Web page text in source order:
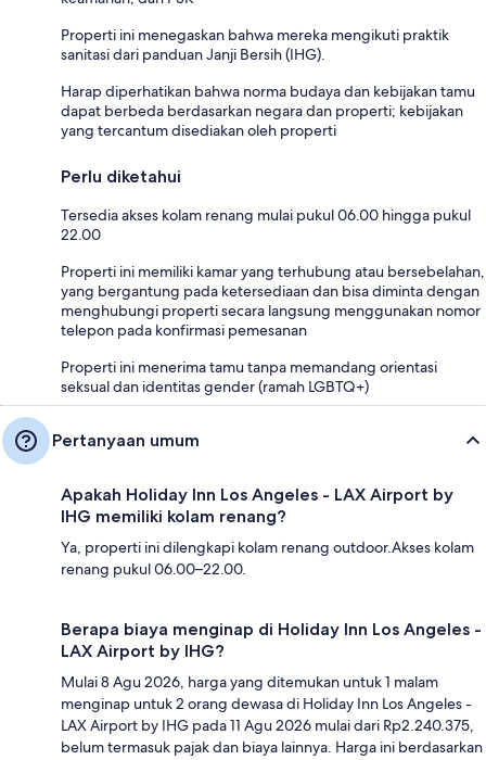
Properti ini menegaskan bahwa mereka mengikuti praktik
sanitasi dari panduan Janji Bersih (IHG).
Harap diperhatikan bahwa norma budaya dan kebijakan tamu
dapat berbeda berdasarkan negara dan properti; kebijakan
yang tercantum disediakan oleh properti
Perlu diketahui
Tersedia akses kolam renang mulai pukul 06.00 hingga pukul
22.00
Properti ini memiliki kamar yang terhubung atau bersebelahan,
yang bergantung pada ketersediaan dan bisa diminta dengan
menghubungi properti secara langsung menggunakan nomor
telepon pada konfirmasi pemesanan
Properti ini menerima tamu tanpa memandang orientasi
seksual dan identitas gender (ramah LGBTQ+)
Pertanyaan umum
Apakah Holiday Inn Los Angeles - LAX Airport by
IHG memiliki kolam renang?
Ya, properti ini dilengkapi kolam renang outdoor.Akses kolam
renang pukul 06.00–22.00.
Berapa biaya menginap di Holiday Inn Los Angeles -
LAX Airport by IHG?
Mulai 8 Agu 2026, harga yang ditemukan untuk 1 malam
menginap untuk 2 orang dewasa di Holiday Inn Los Angeles -
LAX Airport by IHG pada 11 Agu 2026 mulai dari Rp2.240.375,
belum termasuk pajak dan biaya lainnya. Harga ini berdasarkan